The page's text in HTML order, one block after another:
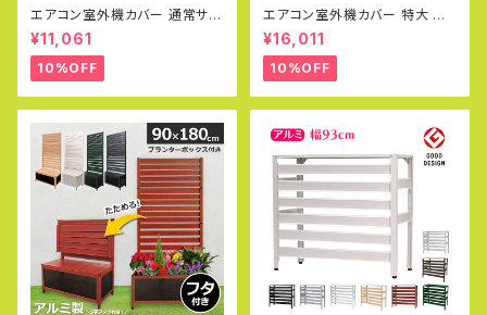
エアコン室外機カバー 通常サイ
ズ アルミ製 カラバリ グッドデザ
イン賞 おしゃれ エコキュート 雨
雪 冬 寒冷地 日除け エアコンカ
バー エクステリア 室外機ラック
白 DIY KB-90
¥11,061
10%OFF
エアコン室外機カバー 特大 ジ
ャンボサイズ 1080×390×945
mm グッドデザイン賞受賞 アル
ミ製 木目調 エアコンカバー ベ
ランダ 雨 雪 日よけ KB-108
¥16,011
10%OFF